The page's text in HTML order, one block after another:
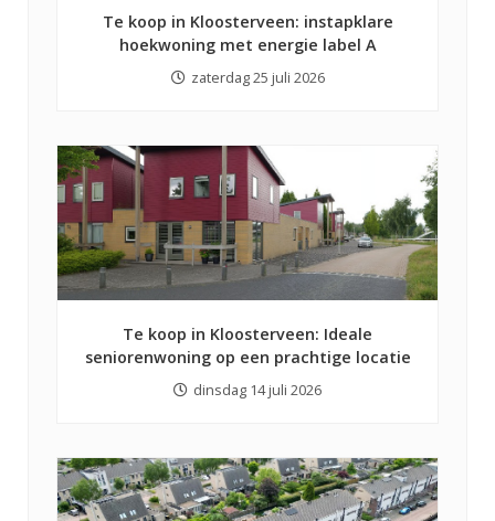
Te koop in Kloosterveen: instapklare
hoekwoning met energie label A
zaterdag 25 juli 2026
Te koop in Kloosterveen: Ideale
seniorenwoning op een prachtige locatie
dinsdag 14 juli 2026